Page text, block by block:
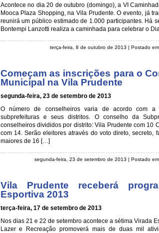
Acontece no dia 20 de outubro (domingo), a VI
Mooca Plaza Shopping, na Vila Prudente. O evento, já
reunirá um público estimado de 1.000 participantes. Há
Bontempi Lanzotti realiza a caminhada para celebrar o
terça-feira, 8 de outubro de 2013 | Postado em
Começam as inscrições para o
Municipal na Vila Prudente
segunda-feira, 23 de setembro de 2013
O número de conselheiros varia de acordo com a
subprefeituras e seus distritos. O conselho da
conselheiros divididos por distrito: Vila Prudente com 10
com 14. Serão eleitores através do voto direto, secreto,
maiores de 16 […]
segunda-feira, 23 de setembro de 2013 | Postado em
Vila Prudente receberá
Esportiva 2013
terça-feira, 17 de setembro de 2013
Nos dias 21 e 22 de setembro acontece a sétima Virada
Lazer e Recreação promoverá mais de duas mil